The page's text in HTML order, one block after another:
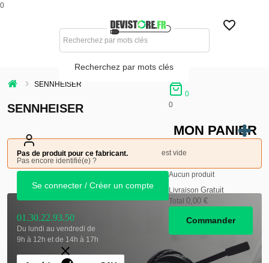
0
Recherchez par mots clés
Pas encore identifié(e) ?
Se connecter / Créer un compte
0
0
MON PANIER
est vide
Aucun produit
Livraison Gratuit
Total 0,00 €
Commander
SENNHEISER
SENNHEISER
Pas de produit pour ce fabricant.
01.30.22.93.50
Du lundi au vendredi de
9h à 12h et de 14h à 17h